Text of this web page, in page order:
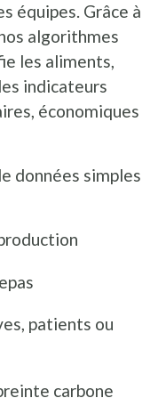
équipes. Grâce à
algorithmes
les aliments,
indicateurs
économiques
données simples
patients ou
carbone